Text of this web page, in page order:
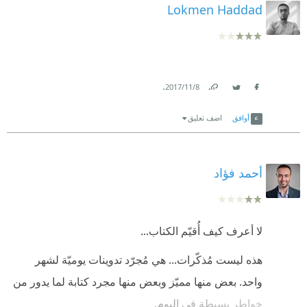
Lokmen Haddad
8‏/11‏/2017
.
أوافق اضف تعليق
أحمد فؤاد
لا أعرف كيف أُقيّم الكتاب...
هذه ليست مُذكّرات... هي مُجرّد تدوينات يوميّة لشهر
واحد. بعض منها مميّز وبعض منها مجرد كتابة لما يدور من
خواطر بسيطة في اليوم.